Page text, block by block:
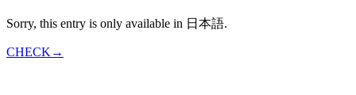
Sorry, this entry is only available in 日本語.
CHECK→